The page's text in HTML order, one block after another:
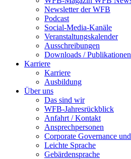
Newsletter der WFB
Podcast
Social-Media-Kanäle
Veranstaltungskalender
Ausschreibungen
Downloads / Publikationen
Karriere
Karriere
Ausbildung
Über uns
Das sind wir
WFB-Jahresrückblick
Anfahrt / Kontakt
Ansprechpersonen
Corporate Governance
Leichte Sprache
Gebärdensprache